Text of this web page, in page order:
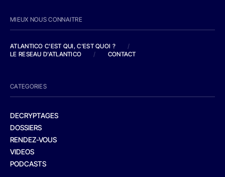
MIEUX NOUS CONNAITRE
ATLANTICO C'EST QUI, C'EST QUOI ?
/
LE RESEAU D'ATLANTICO
/ CONTACT
CATEGORIES
DECRYPTAGES
DOSSIERS
RENDEZ-VOUS
VIDEOS
PODCASTS